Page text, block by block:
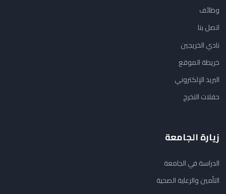
وظائف
اتصل بنا
نادي الخريجين
خريطة الموقع
البريد الإلكتروني
حفلات التخرج
زيارة الجامعة
الدراسة في الجامعة
التأمين والرعاية الصحية